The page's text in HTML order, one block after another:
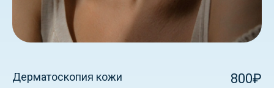
Дерматоскопия кожи 800₽